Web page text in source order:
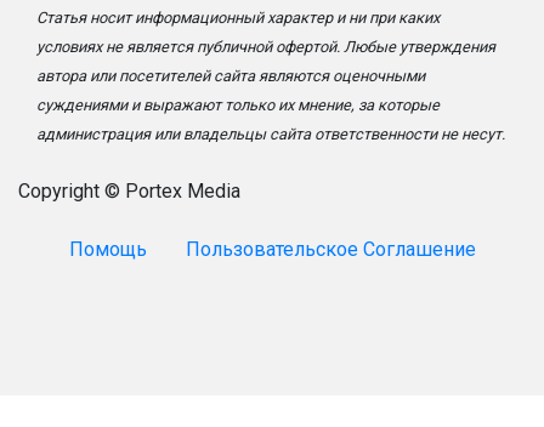
Статья носит информационный характер и ни при каких
условиях не является публичной офертой. Любые утверждения
автора или посетителей сайта являются оценочными
суждениями и выражают только их мнение, за которые
администрация или владельцы сайта ответственности не несут.
Copyright © Portex Media
Помощь Пользовательское Соглашение